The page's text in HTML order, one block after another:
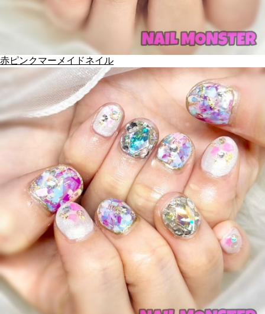
赤ピンクマーメイドネイル